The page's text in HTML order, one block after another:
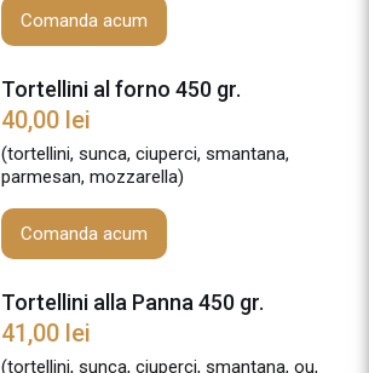
Comanda acum
Tortellini al forno 450 gr.
40,00 lei
(tortellini, sunca, ciuperci, smantana,
parmesan, mozzarella)
Comanda acum
Tortellini alla Panna 450 gr.
41,00 lei
(tortellini, sunca, ciuperci, smantana, ou,